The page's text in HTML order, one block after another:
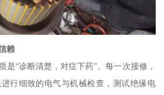
赖
是“诊断清楚，对症下药”。每一次接修，
行细致的电气与机械检查，测试绝缘电